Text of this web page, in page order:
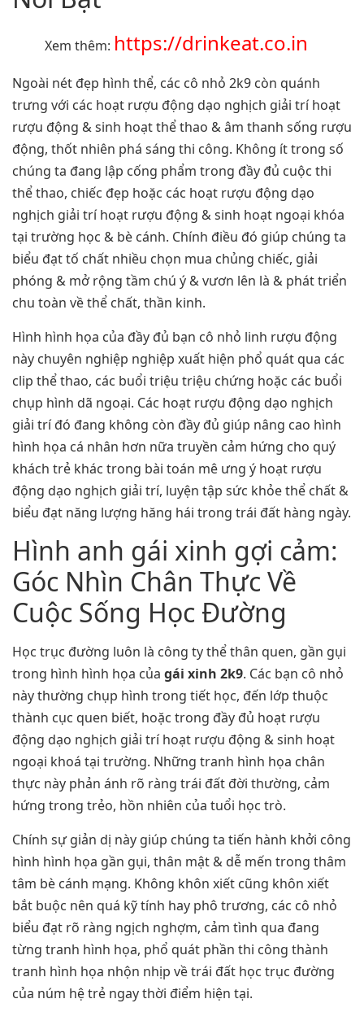
Xem thêm: https://drinkeat.co.in
Ngoài nét đẹp hình thể, các cô nhỏ 2k9 còn quánh
trưng với các hoạt rượu động dạo nghịch giải trí hoạt
rượu động & sinh hoạt thể thao & âm thanh sống rượu
động, thốt nhiên phá sáng thi công. Không ít trong số
chúng ta đang lập cống phẩm trong đầy đủ cuộc thi
thể thao, chiếc đẹp hoặc các hoạt rượu động dạo
nghịch giải trí hoạt rượu động & sinh hoạt ngoại khóa
tại trường học & bè cánh. Chính điều đó giúp chúng ta
biểu đạt tố chất nhiều chọn mua chủng chiếc, giải
phóng & mở rộng tầm chú ý & vươn lên là & phát triển
chu toàn về thể chất, thần kinh.
Hình hình họa của đầy đủ bạn cô nhỏ linh rượu động
này chuyên nghiệp nghiệp xuất hiện phổ quát qua các
clip thể thao, các buổi triệu triệu chứng hoặc các buổi
chụp hình dã ngoại. Các hoạt rượu động dạo nghịch
giải trí đó đang không còn đầy đủ giúp nâng cao hình
hình họa cá nhân hơn nữa truyền cảm hứng cho quý
khách trẻ khác trong bài toán mê ưng ý hoạt rượu
động dạo nghịch giải trí, luyện tập sức khỏe thể chất &
biểu đạt năng lượng hăng hái trong trái đất hàng ngày.
Hình anh gái xinh gợi cảm:
Góc Nhìn Chân Thực Về
Cuộc Sống Học Đường
Học trục đường luôn là công ty thể thân quen, gần gụi
trong hình hình họa của gái xinh 2k9. Các bạn cô nhỏ
này thường chụp hình trong tiết học, đến lớp thuộc
thành cục quen biết, hoặc trong đầy đủ hoạt rượu
động dạo nghịch giải trí hoạt rượu động & sinh hoạt
ngoại khoá tại trường. Những tranh hình họa chân
thực này phản ánh rõ ràng trái đất đời thường, cảm
hứng trong trẻo, hồn nhiên của tuổi học trò.
Chính sự giản dị này giúp chúng ta tiến hành khởi công
hình hình họa gần gụi, thân mật & dễ mến trong thâm
tâm bè cánh mạng. Không khôn xiết cũng khôn xiết
bắt buộc nên quá kỹ tính hay phô trương, các cô nhỏ
biểu đạt rõ ràng ngịch nghợm, cảm tình qua đang
từng tranh hình họa, phổ quát phần thi công thành
tranh hình họa nhộn nhịp về trái đất học trục đường
của núm hệ trẻ ngay thời điểm hiện tại.